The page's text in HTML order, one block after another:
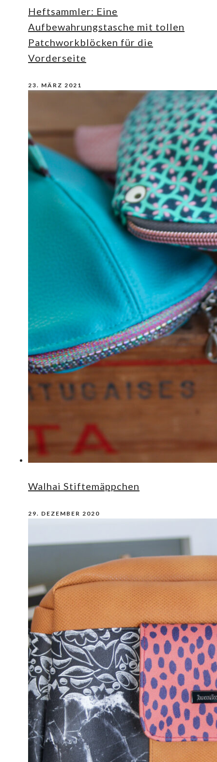
Heftsammler: Eine
Aufbewahrungstasche mit tollen
Patchworkblöcken für die
Vorderseite
23. MÄRZ 2021
Walhai Stiftemäppchen
29. DEZEMBER 2020